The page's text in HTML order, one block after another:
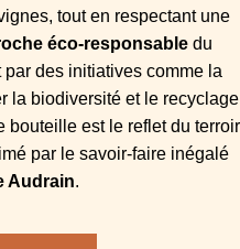
tout en respectant une
éco-responsabledu
des initiatives comme la
la biodiversité et le recyclage
bouteille est le reflet du terroir
par le savoir-faire inégalé
Audrain.